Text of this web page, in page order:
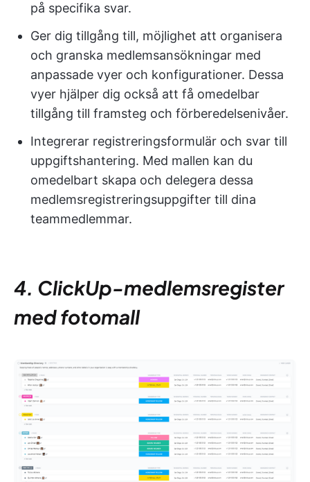
på specifika svar.
Ger dig tillgång till, möjlighet att organisera
och granska medlemsansökningar med
anpassade vyer och konfigurationer. Dessa
vyer hjälper dig också att få omedelbar
tillgång till framsteg och förberedelsenivåer.
Integrerar registreringsformulär och svar till
uppgiftshantering. Med mallen kan du
omedelbart skapa och delegera dessa
medlemsregistreringsuppgifter till dina
teammedlemmar.
4. ClickUp-medlemsregister
med fotomall